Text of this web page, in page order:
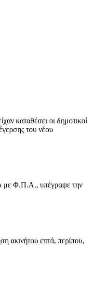
καταθέσει οι δημοτικοί
του νέου
με Φ.Π.Α., υπέγραψε την
ακινήτου επτά, περίπου,